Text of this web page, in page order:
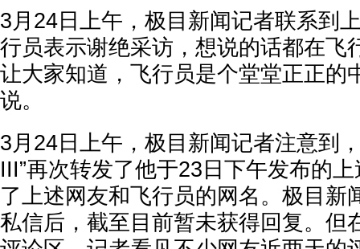
3月24日上午，极目新闻记者联系到
行员表示谢绝采访，想说的话都在飞
让大家知道，飞行员是个堂堂正正的
说。
3月24日上午，极目新闻记者注意到
III”再次转发了他于23日下午发布的
了上述网友和飞行员的网名。极目新
私信后，截至目前暂未获得回复。但